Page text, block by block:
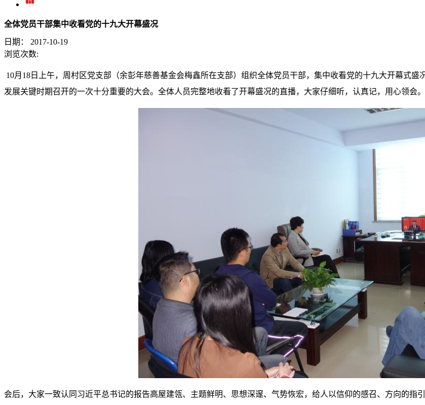
全体党员干部集中收看党的十九大开幕盛况
日期：
2017-10-19
浏览次数:
10月18日上午，周村区党支部（余彭年慈善基金会梅鑫所在支部）组织全体党员干部，集中收看党的十九大开幕式
发展关键时期召开的一次十分重要的大会。全体人员完整地收看了开幕盛况的直播，大家仔细听，认真记，用心领会。
会后，大家一致认同习近平总书记的报告高屋建瓴、主题鲜明、思想深邃、气势恢宏，给人以信仰的感召、方向的指